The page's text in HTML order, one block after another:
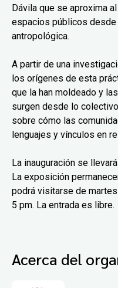
Dávila que se aproxima
espacios públicos desde
antropológica.
A partir de una
los orígenes de esta
que la han moldeado y
surgen desde lo
sobre cómo las
lenguajes y vínculos en
La inauguración se
La exposición
podrá visitarse de
5 pm. La entrada es libre.
Acerca del